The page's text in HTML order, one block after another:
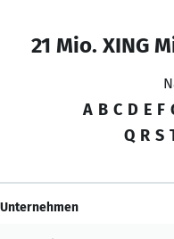
21 Mio. XING
A B C D E F
Q R S
Unternehmen